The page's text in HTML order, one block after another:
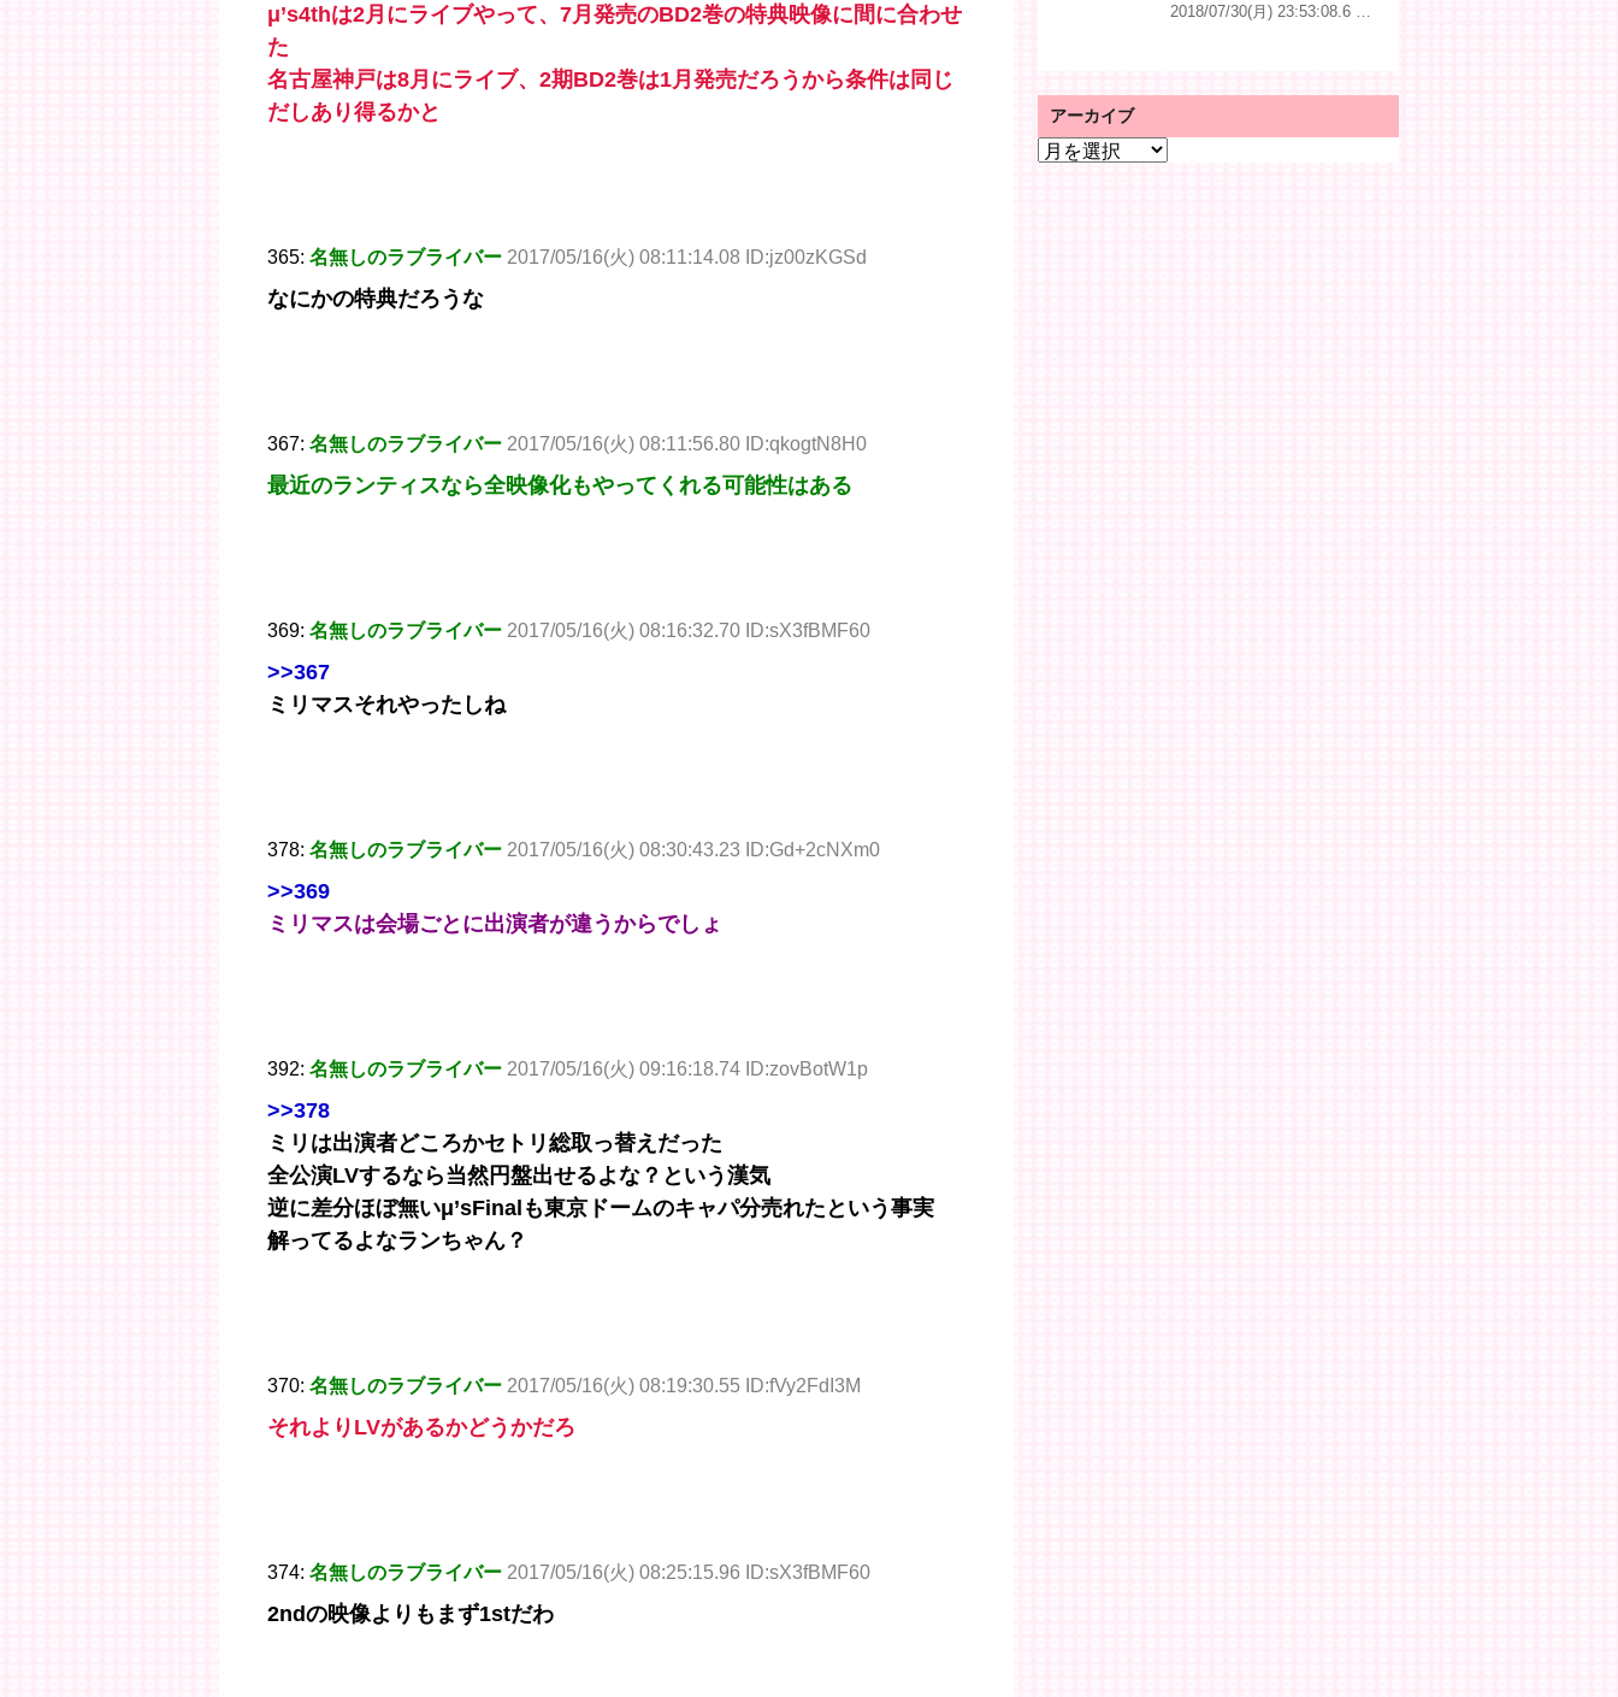
μ’s4thは2月にライブやって、7月発売のBD2巻の特典映像に間に合わせ
た
名古屋神戸は8月にライブ、2期BD2巻は1月発売だろうから条件は同じ
だしあり得るかと
365: 名無しのラブライバー 2017/05/16(火) 08:11:14.08 ID:jz00zKGSd
なにかの特典だろうな
367: 名無しのラブライバー 2017/05/16(火) 08:11:56.80 ID:qkogtN8H0
最近のランティスなら全映像化もやってくれる可能性はある
369: 名無しのラブライバー 2017/05/16(火) 08:16:32.70 ID:sX3fBMF60
>>367
ミリマスそれやったしね
378: 名無しのラブライバー 2017/05/16(火) 08:30:43.23 ID:Gd+2cNXm0
>>369
ミリマスは会場ごとに出演者が違うからでしょ
392: 名無しのラブライバー 2017/05/16(火) 09:16:18.74 ID:zovBotW1p
>>378
ミリは出演者どころかセトリ総取っ替えだった
全公演LVするなら当然円盤出せるよな？という漢気
逆に差分ほぼ無いμ’sFinalも東京ドームのキャパ分売れたという事実
解ってるよなランちゃん？
370: 名無しのラブライバー 2017/05/16(火) 08:19:30.55 ID:fVy2FdI3M
それよりLVがあるかどうかだろ
374: 名無しのラブライバー 2017/05/16(火) 08:25:15.96 ID:sX3fBMF60
2ndの映像よりもまず1stだわ
2018/07/30(月) 23:53:08.6 …
アーカイブ
ア